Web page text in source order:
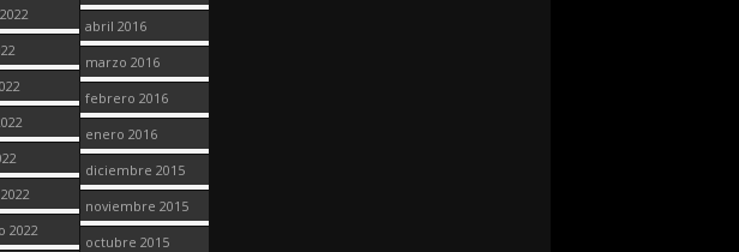
2022
abril 2016
marzo 2016
febrero 2016
enero 2016
diciembre 2015
noviembre 2015
octubre 2015